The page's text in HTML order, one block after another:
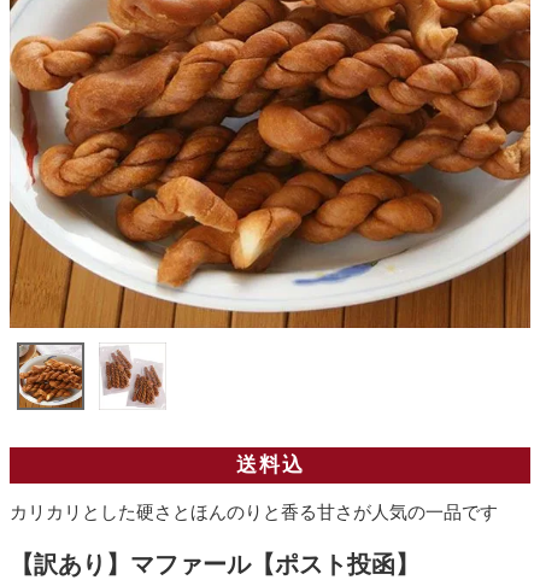
送料込
カリカリとした硬さとほんのりと香る甘さが人気の一品です
【訳あり】マファール【ポスト投函】